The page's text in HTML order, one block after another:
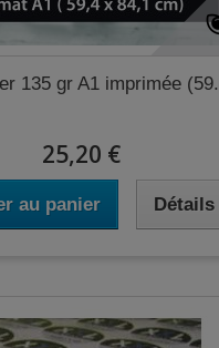
135 gr A1 imprimée
25,20 €
au panier Détails